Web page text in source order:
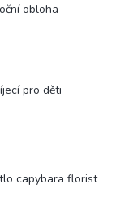
obloha
pro děti
capybara florist